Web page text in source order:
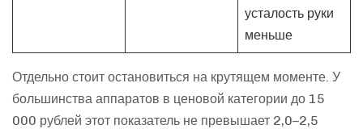
усталость руки
меньше
Отдельно стоит остановиться на крутящем моменте. У
большинства аппаратов в ценовой категории до 15
000 рублей этот показатель не превышает 2,0–2,5